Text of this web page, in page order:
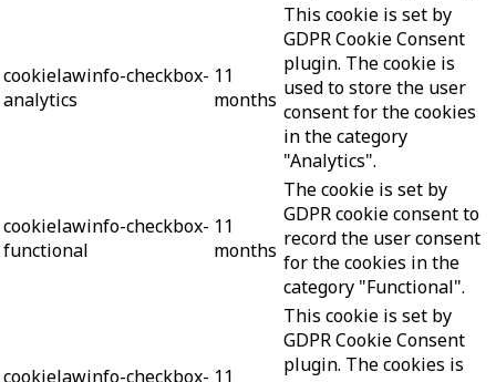
cookielawinfo-checkbox-
analytics
11
months
This cookie is set by
GDPR Cookie Consent
plugin. The cookie is
used to store the user
consent for the cookies
in the category
"Analytics".
cookielawinfo-checkbox-
functional
11
months
The cookie is set by
GDPR cookie consent to
record the user consent
for the cookies in the
category "Functional".
cookielawinfo-checkbox- 11
This cookie is set by
GDPR Cookie Consent
plugin. The cookies is